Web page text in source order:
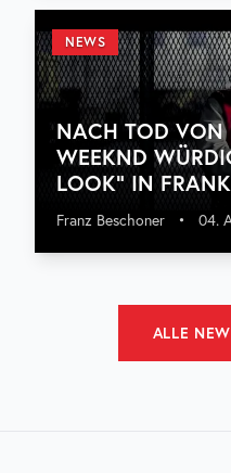
NEWS
NACH TOD VON
WEEKND
LOOK“ IN
Franz Beschoner • 04.
ALLE